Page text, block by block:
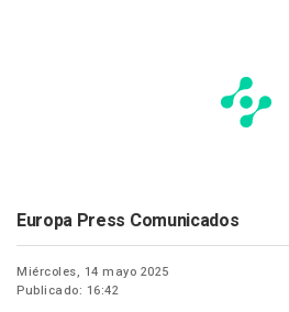
Europa Press Comunicados
Miércoles, 14 mayo 2025
Publicado: 16:42